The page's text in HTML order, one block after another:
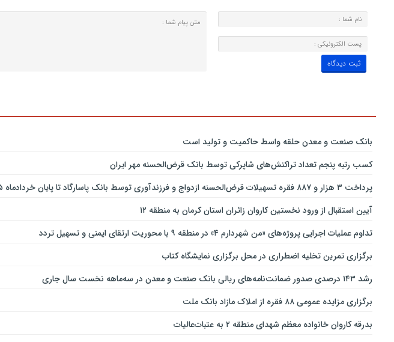
بانك صنعت و معدن حلقه واسط حاكمیت و تولید است
کسب رتبه پنجم تعداد تراکنش‌های شاپرکی توسط بانک قرض‌الحسنه مهر ایران
پرداخت ۳ هزار و ۸۸۷ فقره تسهیلات قرض‌الحسنه ازدواج و فرزندآوری توسط بانک پاسارگاد تا پایان خردادماه ۱۴۰۵
آیین استقبال از ورود نخستین کاروان زائران استان کرمان به منطقه ۱۲
تداوم عملیات اجرایی پروژه‌های «من شهردارم ۴» در منطقه ۹ با محوریت ارتقای ایمنی و تسهیل تردد
برگزاری تمرین تخلیه اضطراری در محل برگزاری نمایشگاه کتاب
رشد ۱۴۳ درصدی صدور ضمانت‌نامه‌های ریالی بانک صنعت و معدن در سه‌ماهه نخست سال جاری
برگزاری مزایده عمومی ۸۸ فقره از املاک مازاد بانک ملت
بدرقه کاروان خانواده معظم شهدای منطقه ۲ به عتبات‌عالیات